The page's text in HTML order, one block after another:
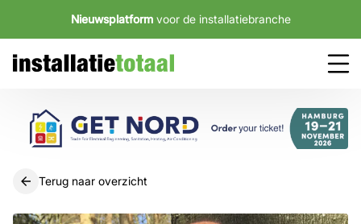
Nieuwsplatform voor de installatiebranche
Terug naar overzicht